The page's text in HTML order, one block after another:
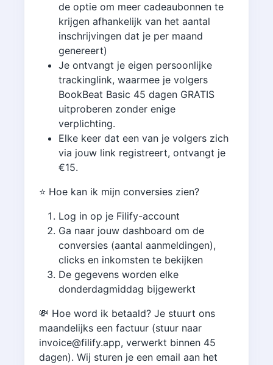
de optie om meer cadeaubonnen te
krijgen afhankelijk van het aantal
inschrijvingen dat je per maand
genereert)
Je ontvangt je eigen persoonlijke
trackinglink, waarmee je volgers
BookBeat Basic 45 dagen GRATIS
uitproberen zonder enige
verplichting.
Elke keer dat een van je volgers zich
via jouw link registreert, ontvangt je
€15.
⭐️ Hoe kan ik mijn conversies zien?
Log in op je Filify-account
Ga naar jouw dashboard om de
conversies (aantal aanmeldingen),
clicks en inkomsten te bekijken
De gegevens worden elke
donderdagmiddag bijgewerkt
💸 Hoe word ik betaald? Je stuurt ons
maandelijks een factuur (stuur naar
invoice@filify.app, verwerkt binnen 45
dagen). Wij sturen je een email aan het